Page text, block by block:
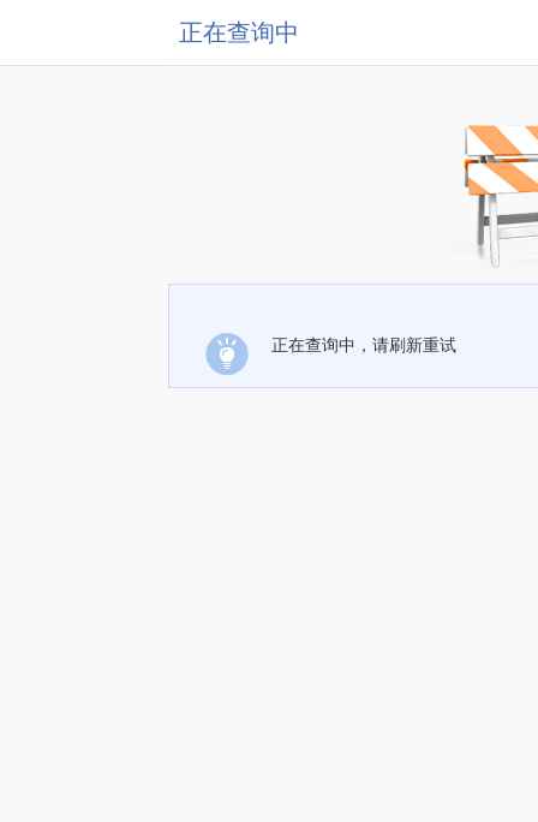
正在查询中
正在查询中，请刷新重试